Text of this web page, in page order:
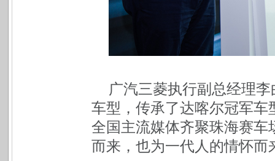
广汽三菱执行副总经理
车型，传承了达喀尔冠军
全国主流媒体齐聚珠海赛
而来，也为一代人的情怀